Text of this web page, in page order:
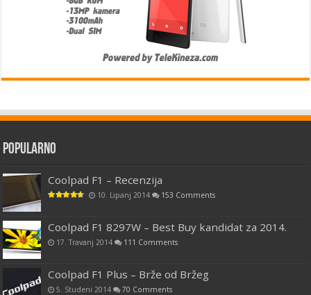
Popularno
Coolpad F1 – Recenzija
10. Lipanj 2014 153 Comments
Coolpad F1 8297W – Best Buy kandidat za 2014.
17. Travanj 2014 111 Comments
Coolpad F1 Plus – Brže od Bržeg
5. Studeni 2014 70 Comments